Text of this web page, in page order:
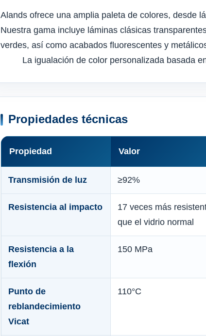
Alands ofrece una amplia paleta de colores, desde
Nuestra gama incluye láminas clásicas
verdes, así como acabados fluorescentes y
La igualación de color personalizada basada en
Propiedades técnicas
Propiedad Valor
Transmisión de luz ≥92%
Resistencia al impacto
17 veces más
que el vidrio normal
Resistencia a la
flexión
150 MPa
Punto de
reblandecimiento
Vicat
110°C